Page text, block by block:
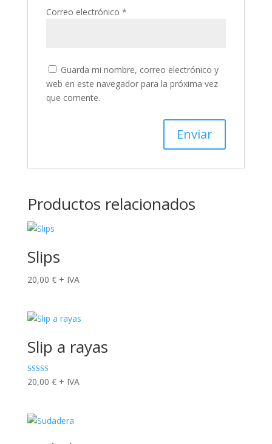
Correo electrónico *
Guarda mi nombre, correo electrónico y
web en este navegador para la próxima vez
que comente.
Productos relacionados
Slips
20,00 € + IVA
Slip a rayas
Valorado con
5.00
20,00 € + IVA